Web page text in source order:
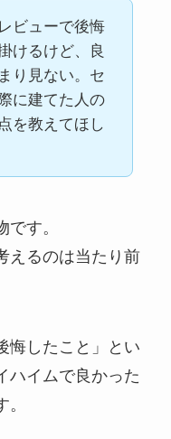
ビューで後悔
けるけど、良
り見ない。セ
に建てた人の
を教えてほし
す。
えるのは当たり前
悔したこと」とい
ハイムで良かった